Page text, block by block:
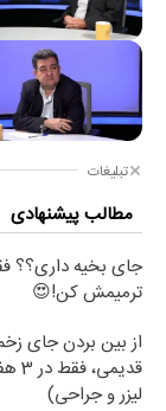
تبلیغات
مطالب پیشنهادی
ترمیمش کن!😍
از بین بردن جای
لیزر و جراحی)